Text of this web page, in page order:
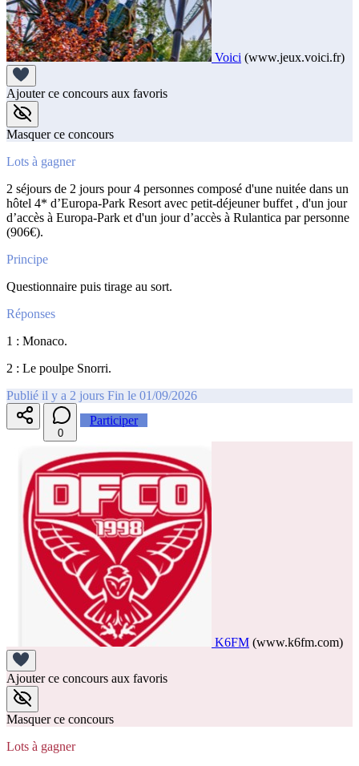
Voici (www.jeux.voici.fr)
Ajouter ce concours aux favoris
Masquer ce concours
Lots à gagner
2 séjours de 2 jours pour 4 personnes composé d'une nuitée dans un
hôtel 4* d’Europa-Park Resort avec petit-déjeuner buffet , d'un jour
d’accès à Europa-Park et d'un jour d’accès à Rulantica par personne
(906€).
Principe
Questionnaire puis tirage au sort.
Réponses
1 : Monaco.
2 : Le poulpe Snorri.
Publié il y a 2 jours Fin le 01/09/2026
0
Participer
K6FM (www.k6fm.com)
Ajouter ce concours aux favoris
Masquer ce concours
Lots à gagner